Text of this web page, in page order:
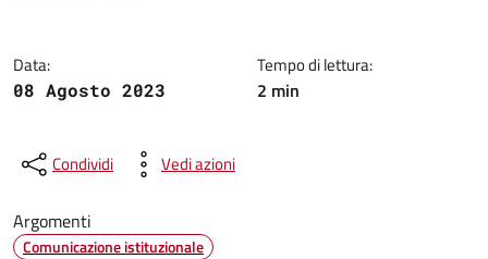
Data:
08 Agosto 2023
Tempo di lettura:
2 min
Condividi Vedi azioni
Argomenti
Comunicazione istituzionale